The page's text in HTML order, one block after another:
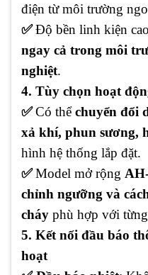
điện từ môi trường
✅Độ bền linh kiện
ngay cả trong môi
nghiệt.
4. Tùy chọn hoạt
✅Có thểchuyển đổi
xả khí, phun sương,
hình hệ thống lắp đặt.
✅Model mở rộng
chỉnh ngưỡng và
cháy phù hợp với
5. Kết nối đầu báo
hoạt